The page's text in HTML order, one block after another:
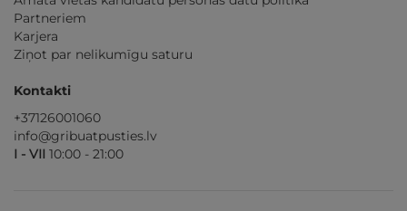
Partneriem
Karjera
Ziņot par nelikumīgu saturu
Kontakti
+37126001060
info@gribuatpusties.lv
I - VII 10:00 - 21:00